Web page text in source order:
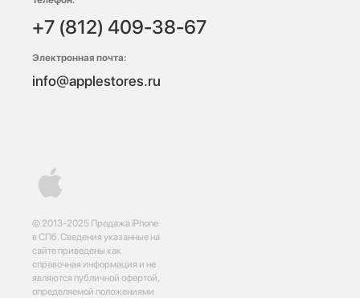
© 2013-2025 Продажа iPhone
в СПб. Сведения указанные на
сайте приведены как
справочная информация и не
являются публичной офертой,
определяемой положениями
+7 (812) 409-38-67
Электронная почта:
info@applestores.ru